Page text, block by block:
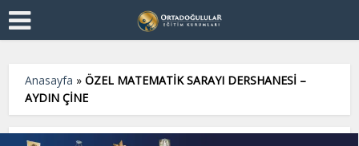
Anasayfa »ÖZEL MATEMATİK SARAYI DERSHANESİ –
AYDIN ÇİNE